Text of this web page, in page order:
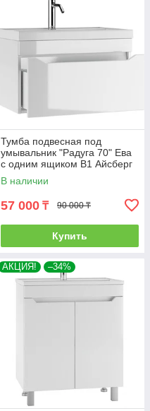
Тумба подвесная под
умывальник "Радуга 70" Ева
с одним ящиком В1 Айсберг
В наличии
57 000 ₸ 90 000 ₸
Купить
АКЦИЯ! –34%